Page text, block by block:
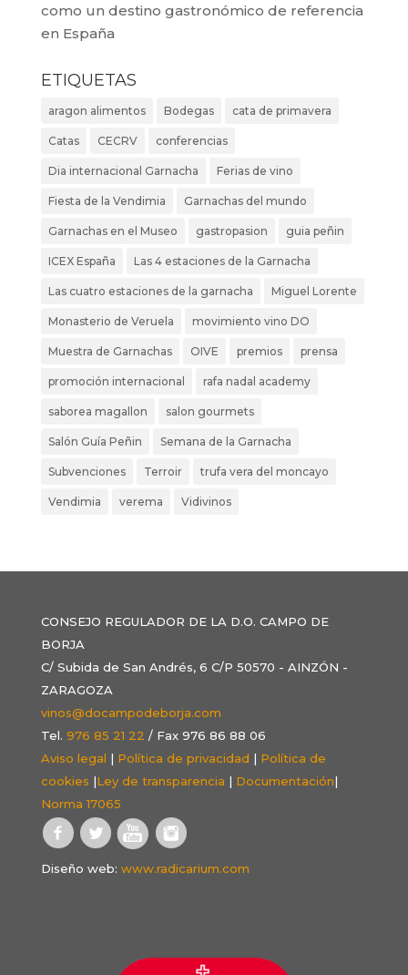
como un destino gastronómico de referencia
en España
ETIQUETAS
aragon alimentos Bodegas cata de primavera
Catas CECRV conferencias
Dia internacional Garnacha Ferias de vino
Fiesta de la Vendimia Garnachas del mundo
Garnachas en el Museo gastropasion guia peñin
ICEX España Las 4 estaciones de la Garnacha
Las cuatro estaciones de la garnacha Miguel Lorente
Monasterio de Veruela movimiento vino DO
Muestra de Garnachas OIVE premios prensa
promoción internacional rafa nadal academy
saborea magallon salon gourmets
Salón Guía Peñin Semana de la Garnacha
Subvenciones Terroir trufa vera del moncayo
Vendimia verema Vidivinos
CONSEJO REGULADOR DE LA D.O. CAMPO DE
BORJA
C/ Subida de San Andrés, 6 C/P 50570 - AINZÓN -
ZARAGOZA
vinos@docampodeborja.com
Tel. 976 85 21 22 / Fax 976 86 88 06
Aviso legal | Política de privacidad | Política de
cookies |Ley de transparencia | Documentación|
Norma 17065
Diseño web: www.radicarium.com